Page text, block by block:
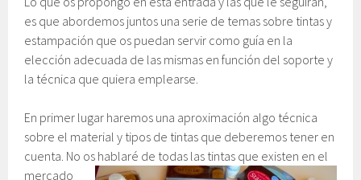
es que abordemos juntos una serie de temas sobre tintas y
estampación que os puedan servir como guía en la
elección adecuada de las mismas en función del soporte y
la técnica que quiera emplearse.
En primer lugar haremos una aproximación algo técnica
sobre el material y tipos de tintas que deberemos tener en
cuenta. No os hablaré de todas las tintas que existen en el
mercado